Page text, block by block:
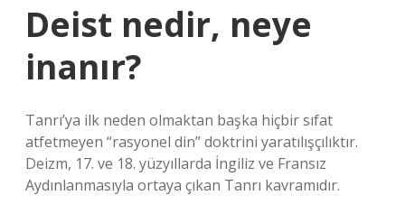
Deist nedir, neye
inanır?
Tanrı’ya ilk neden olmaktan başka hiçbir sıfat
atfetmeyen “rasyonel din” doktrini yaratılışçılıktır.
Deizm, 17. ve 18. yüzyıllarda İngiliz ve Fransız
Aydınlanmasıyla ortaya çıkan Tanrı kavramıdır.